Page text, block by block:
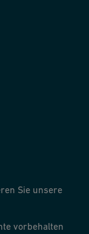
Sie unsere
vorbehalten